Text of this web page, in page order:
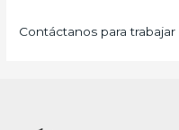
Contáctanos para